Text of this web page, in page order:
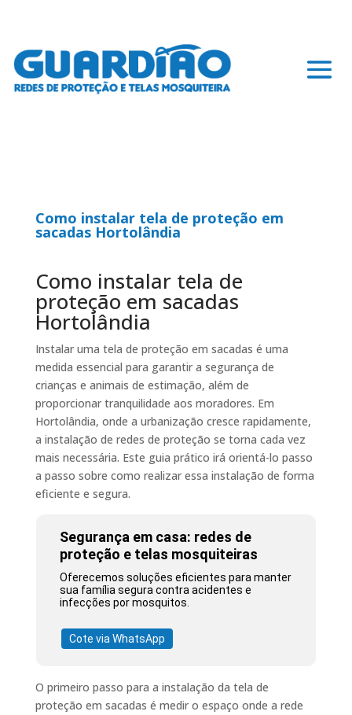
Como instalar tela de proteção em
sacadas Hortolândia
Como instalar tela de
proteção em sacadas
Hortolândia
Instalar uma tela de proteção em sacadas é uma
medida essencial para garantir a segurança de
crianças e animais de estimação, além de
proporcionar tranquilidade aos moradores. Em
Hortolândia, onde a urbanização cresce rapidamente,
a instalação de redes de proteção se torna cada vez
mais necessária. Este guia prático irá orientá-lo passo
a passo sobre como realizar essa instalação de forma
eficiente e segura.
Segurança em casa: redes de
proteção e telas mosquiteiras
Oferecemos soluções eficientes para manter
sua família segura contra acidentes e
infecções por mosquitos.
Cote via WhatsApp
O primeiro passo para a instalação da tela de
proteção em sacadas é medir o espaço onde a rede